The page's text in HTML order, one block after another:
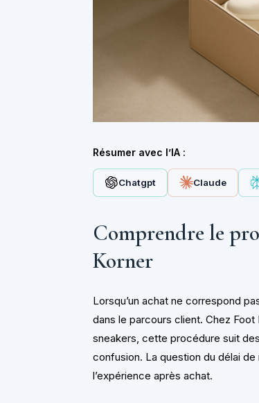
Résumer avec l’IA :
Chatgpt Claude
Comprendre le
Korner
Lorsqu’un achat ne correspond
dans le parcours client. Chez
sneakers, cette procédure suit
confusion. La question du délai
l’expérience après achat.